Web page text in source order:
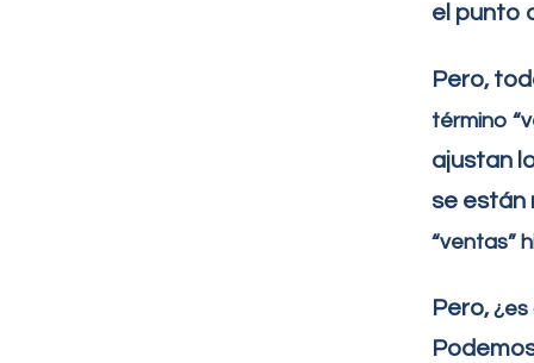
el punto
Pero,
término
ajustan
se están
“ventas”
Pero,¿es